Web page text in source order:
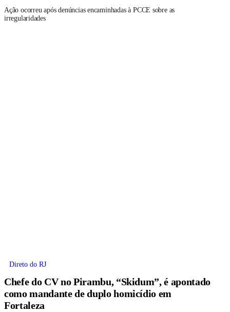
Ação ocorreu após denúncias encaminhadas à PCCE sobre as
irregularidades
Direto do RJ
Chefe do CV no Pirambu, “Skidum”, é apontado
como mandante de duplo homicídio em
Fortaleza